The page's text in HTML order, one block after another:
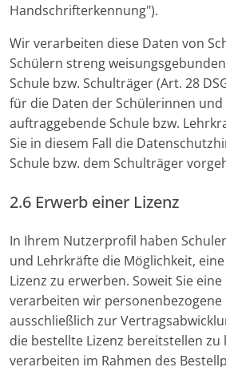
Handschrifterkennung").
Wir verarbeiten diese Daten von
Schülern streng
Schule bzw. Schulträger (Art. 28
für die Daten der Schülerinnen
auftraggebende Schule bzw.
Sie in diesem Fall die
Schule bzw. dem Schulträger
2.6 Erwerb einer Lizenz
In Ihrem Nutzerprofil haben
und Lehrkräfte die Möglichkeit,
Lizenz zu erwerben. Soweit Sie
verarbeiten wir personenbezogene
ausschließlich zur
die bestellte Lizenz bereitstellen zu
verarbeiten im Rahmen des